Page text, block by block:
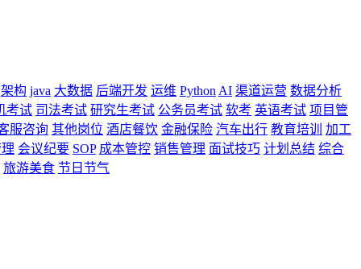
架构 java 大数据 后端开发 运维 Python AI 渠道运营 数据分析
考试 司法考试 研究生考试 公务员考试 软考 英语考试 项目管
服咨询 其他岗位 酒店餐饮 金融保险 汽车出行 教育培训
加工
会议纪要 SOP 成本管控 销售管理 面试技巧 计划总结 综合
旅游美食 节日节气